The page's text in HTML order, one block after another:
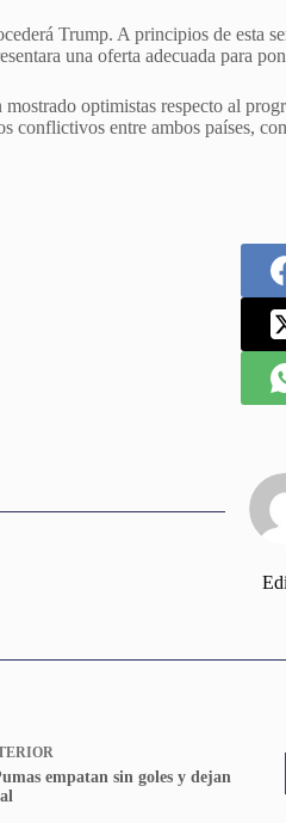
Trump. A principios de esta
una oferta adecuada para
optimistas respecto al
conflictivos entre ambos países,
empatan sin goles y dejan